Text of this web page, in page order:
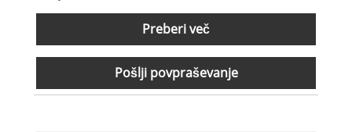
Preberi več
Pošlji povpraševanje